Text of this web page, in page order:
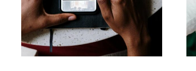
do animacji zdjęć na
angażujące posty na
Facebooku